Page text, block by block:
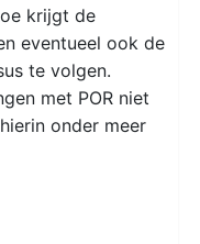
krijgt de
eventueel ook de
te volgen.
met POR niet
onder meer